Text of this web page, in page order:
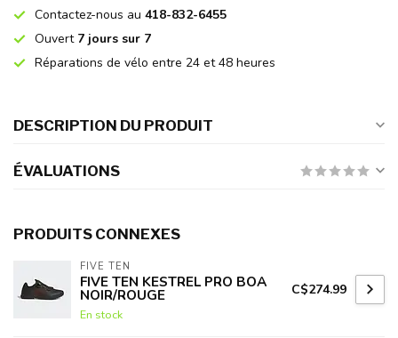
Contactez-nous au 418-832-6455
Ouvert 7 jours sur 7
Réparations de vélo entre 24 et 48 heures
DESCRIPTION DU PRODUIT
ÉVALUATIONS
PRODUITS CONNEXES
FIVE TEN
FIVE TEN KESTREL PRO BOA
NOIR/ROUGE
En stock
C$274.99